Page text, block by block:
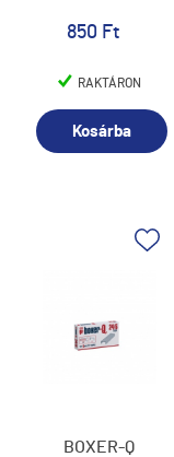
850 Ft
RAKTÁRON
Kosárba
BOXER-Q